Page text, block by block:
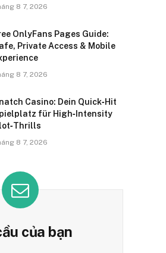
8 7, 2026
OnlyFans Pages Guide:
Private Access & Mobile
8 7, 2026
Casino: Dein Quick‑Hit
für High‑Intensity
8 7, 2026
của bạn